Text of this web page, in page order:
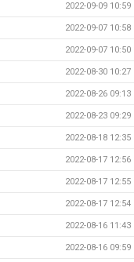
2022-09-09 10:59
2022-09-07 10:58
2022-09-07 10:50
2022-08-30 10:27
2022-08-26 09:13
2022-08-23 09:29
2022-08-18 12:35
2022-08-17 12:56
2022-08-17 12:55
2022-08-17 12:54
2022-08-16 11:43
2022-08-16 09:59